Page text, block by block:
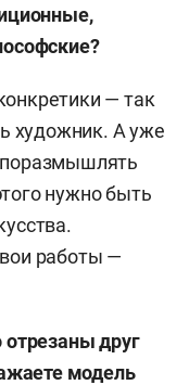
— так
художник. А уже
поразмышлять
нужно быть
работы —
отрезаны друг
модель